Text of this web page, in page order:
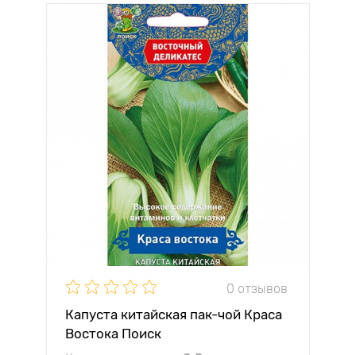
0 отзывов
Капуста китайская пак-чой Краса
Востока Поиск